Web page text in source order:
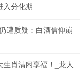
入分化期
遭质疑：白酒信仰崩
肖清闲享福！_龙人